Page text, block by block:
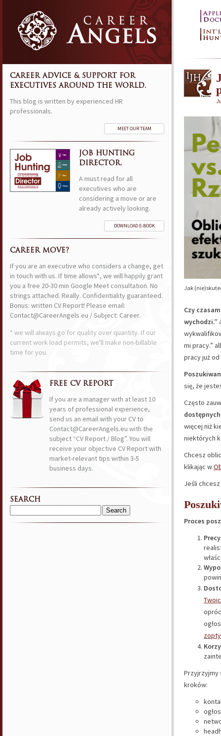
Jak
Czy
wychodzi.”
mi pracy.”
pracy już
się, że
Często
więcej niż
niektórych
Chcesz
klikając w
Jeśli
Proces
Przyjrzyjmy
kroków:
CAREER ADVICE & SUPPORT FOR
EXECUTIVES AROUND THE WORLD.
This blog is written by experienced HR
professionals.
MEET OUR TEAM
JOB HUNTING
DIRECTOR.
A must read for all
executives who are
considering a move or are
already actively looking.
DOWNLOAD E-BOOK
CAREER MOVE?
If you are an executive who considers a change, get
in touch with us. If time allows*, we will happily grant
you a free 20-30 min Google Meet consultation. No
strings attached. Really. Confidentiality guaranteed.
Bonus: written CV Report! Please email:
Contact@CareerAngels.eu / Subject: Career.
* we will always go for quality over quantity. If our
current work load permits, we'll make non-billable
time for you.
FREE CV REPORT
If you are a manager with at least 10
years of professional experience,
send us an email with your CV to
Contact@CareerAngels.eu with the
subject “CV Report / Blog”. You will
receive your objective CV Report with
market-relevant tips within 3-5
business days.
SEARCH
Search
for: